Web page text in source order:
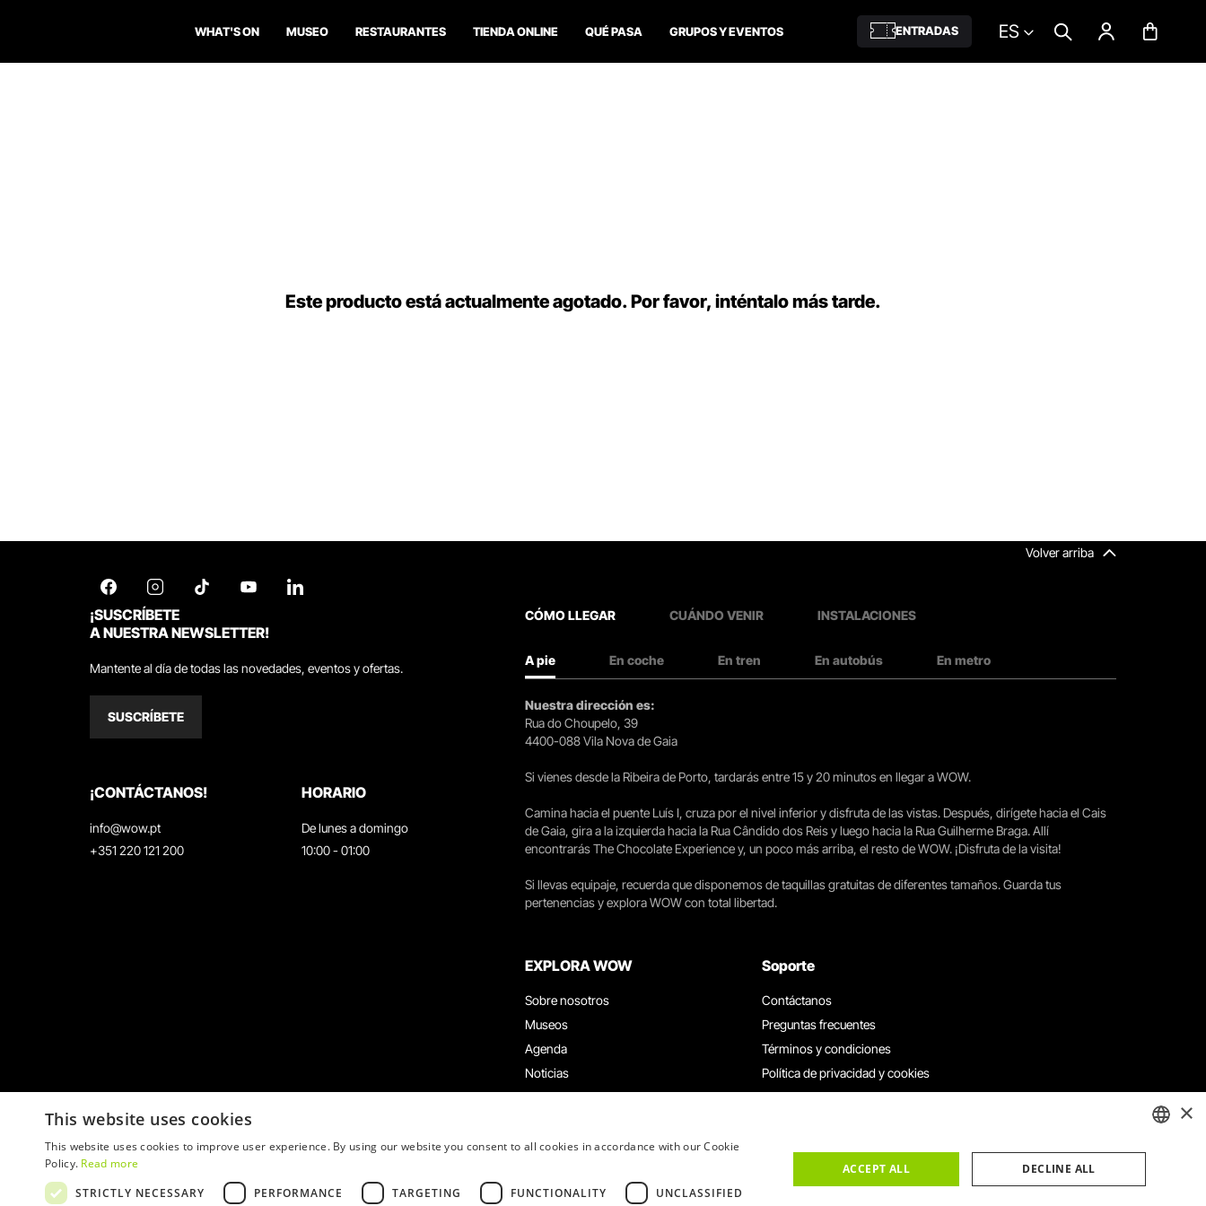
WHAT'S ON MUSEO RESTAURANTES TIENDA ONLINE QUÉ PASA GRUPOS Y EVENTOS ENTRADAS ES
Este producto está actualmente agotado. Por favor, inténtalo más tarde.
Volver arriba
¡SUSCRÍBETE
A NUESTRA NEWSLETTER!
Mantente al día de todas las novedades, eventos y ofertas.
SUSCRÍBETE
¡CONTÁCTANOS!
info@wow.pt
+351 220 121 200
HORARIO
De lunes a domingo
10:00 - 01:00
CÓMO LLEGAR CUÁNDO VENIR INSTALACIONES
A pie En coche En tren En autobús En metro
Nuestra dirección es:
Rua do Choupelo, 39
4400-088 Vila Nova de Gaia
Si vienes desde la Ribeira de Porto, tardarás entre 15 y 20 minutos en llegar a WOW.
Camina hacia el puente Luís I, cruza por el nivel inferior y disfruta de las vistas. Después, dirígete hacia el Cais
de Gaia, gira a la izquierda hacia la Rua Cândido dos Reis y luego hacia la Rua Guilherme Braga. Allí
encontrarás The Chocolate Experience y, un poco más arriba, el resto de WOW. ¡Disfruta de la visita!
Si llevas equipaje, recuerda que disponemos de taquillas gratuitas de diferentes tamaños. Guarda tus
pertenencias y explora WOW con total libertad.
EXPLORA WOW
Sobre nosotros
Museos
Agenda
Noticias
Restaurantes
Grupos y eventos
Soporte
Contáctanos
Preguntas frecuentes
Términos y condiciones
Política de privacidad y cookies
Trabaja con nosotros
×
This website uses cookies
This website uses cookies to improve user experience. By using our website you consent to all cookies in accordance with our Cookie
Policy. Read more
STRICTLY NECESSARY
PERFORMANCE TARGETING FUNCTIONALITY UNCLASSIFIED
ACCEPT ALL DECLINE ALL